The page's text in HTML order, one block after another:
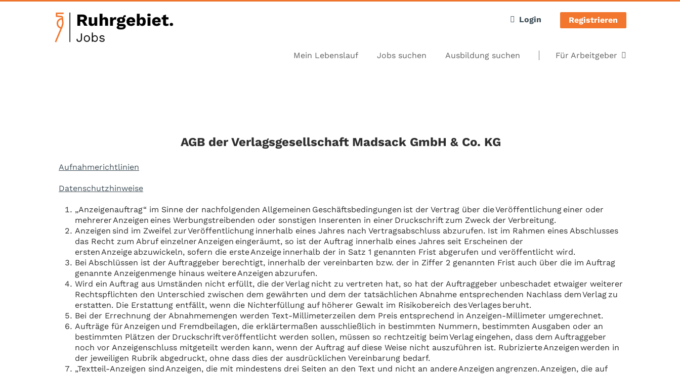
Login Registrieren
Mein Lebenslauf Jobs suchen Ausbildung suchen Für Arbeitgeber
AGB der Verlagsgesellschaft Madsack GmbH & Co. KG
Aufnahmerichtlinien
Datenschutzhinweise
„Anzeigenauftrag“ im Sinne der nachfolgenden Allgemeinen Geschäftsbedingungen ist der Vertrag über die Veröffentlichung einer oder
mehrerer Anzeigen eines Werbungstreibenden oder sonstigen Inserenten in einer Druckschrift zum Zweck der Verbreitung.
Anzeigen sind im Zweifel zur Veröffentlichung innerhalb eines Jahres nach Vertragsabschluss abzurufen. Ist im Rahmen eines Abschlusses
das Recht zum Abruf einzelner Anzeigen eingeräumt, so ist der Auftrag innerhalb eines Jahres seit Erscheinen der
ersten Anzeige abzuwickeln, sofern die erste Anzeige innerhalb der in Satz 1 genannten Frist abgerufen und veröffentlicht wird.
Bei Abschlüssen ist der Auftraggeber berechtigt, innerhalb der vereinbarten bzw. der in Ziffer 2 genannten Frist auch über die im Auftrag
genannte Anzeigenmenge hinaus weitere Anzeigen abzurufen.
Wird ein Auftrag aus Umständen nicht erfüllt, die der Verlag nicht zu vertreten hat, so hat der Auftraggeber unbeschadet etwaiger weiterer
Rechtspflichten den Unterschied zwischen dem gewährten und dem der tatsächlichen Abnahme entsprechenden Nachlass dem Verlag zu
erstatten. Die Erstattung entfällt, wenn die Nichterfüllung auf höherer Gewalt im Risikobereich des Verlages beruht.
Bei der Errechnung der Abnahmemengen werden Text-Millimeterzeilen dem Preis entsprechend in Anzeigen-Millimeter umgerechnet.
Aufträge für Anzeigen und Fremdbeilagen, die erklärtermaßen ausschließlich in bestimmten Nummern, bestimmten Ausgaben oder an
bestimmten Plätzen der Druckschrift veröffentlicht werden sollen, müssen so rechtzeitig beim Verlag eingehen, dass dem Auftraggeber
noch vor Anzeigenschluss mitgeteilt werden kann, wenn der Auftrag auf diese Weise nicht auszuführen ist. Rubrizierte Anzeigen werden in
der jeweiligen Rubrik abgedruckt, ohne dass dies der ausdrücklichen Vereinbarung bedarf.
„Textteil-Anzeigen sind Anzeigen, die mit mindestens drei Seiten an den Text und nicht an andere Anzeigen angrenzen. Anzeigen, die auf